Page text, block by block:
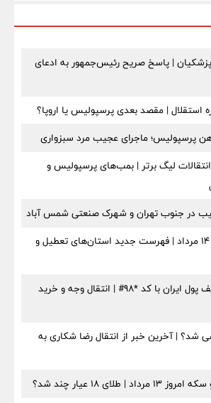
| پاسخ صریح رئیس‌جمهور به ادعای
استقلال | مقصد بعدی پرسپولیس یا اروپا؟
پرسپولیس؛ ماجرای عجیب مرد سبزواری
لیگ برتر | بمب‌های پرسپولیس و
در جنوب تهران و شهرک صنعتی شمس آباد
تعطیلی چهارشنبه ۱۴ مرداد | فهرست جدید استان‌های تعطیل و
نحوه فعال‌سازی کیف پول ایران با کد *98# | انتقال وجه و خرید
شد؟ | آخرین خبر از انتقال رضا شکاری به
۱۸ عیار چند شد؟